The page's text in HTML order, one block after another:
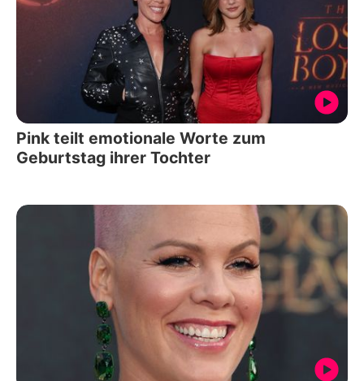
Pink teilt emotionale Worte zum
Geburtstag ihrer Tochter